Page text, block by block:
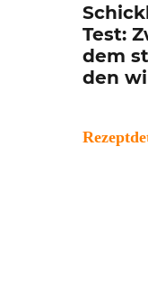
Test:
dem
den